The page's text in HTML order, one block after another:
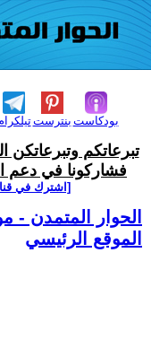
بنترست بودكاست
تبرعاتكم وتبرعاتكن
فشاركونا في دعم
[اشترك في
الحوار المتمدن -
الموقع الرئيسي